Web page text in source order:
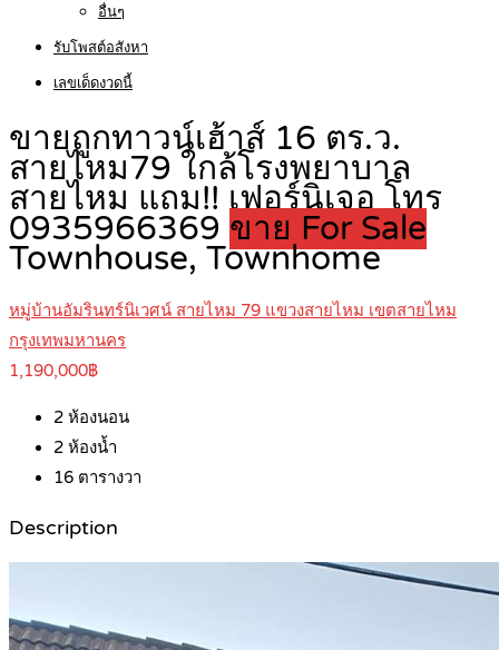
อื่นๆ
รับโพสต์อสังหา
เลขเด็ดงวดนี้
ขายถูกทาวน์เฮ้าส์ 16 ตร.ว.
สายไหม79 ใกล้โรงพยาบาล
สายไหม แถม!! เฟอร์นิเจอ โทร
0935966369 ขาย For Sale
Townhouse, Townhome
หมู่บ้านอัมรินทร์นิเวศน์ สายไหม 79 แขวงสายไหม เขตสายไหม
กรุงเทพมหานคร
1,190,000฿
2 ห้องนอน
2 ห้องน้ำ
16 ตารางวา
Description